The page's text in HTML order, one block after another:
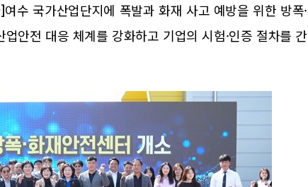
여수 국가산업단지에 폭발과 화재 사고 예방을 위한 방폭·
안전 대응 체계를 강화하고 기업의 시험·인증 절차를 간